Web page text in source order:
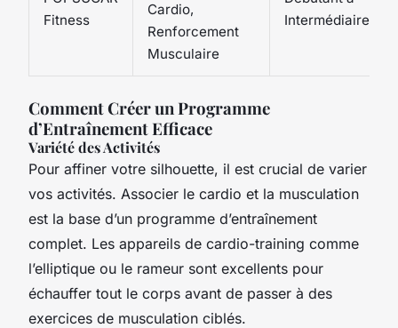
Fitness
Cardio,
Renforcement
Musculaire
Intermédiaire
Comment Créer un Programme
d’Entraînement Efficace
Variété des Activités
Pour affiner votre silhouette, il est crucial de varier
vos activités. Associer le cardio et la musculation
est la base d’un programme d’entraînement
complet. Les appareils de cardio-training comme
l’elliptique ou le rameur sont excellents pour
échauffer tout le corps avant de passer à des
exercices de musculation ciblés.